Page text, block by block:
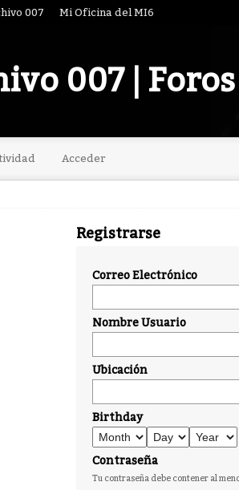
007 Mi Oficina del MI6
007 | Foros
Acceder
Registrarse
Correo Electrónico
Nombre Usuario
Ubicación
Birthday
Contraseña
Tu contraseña debe contener al